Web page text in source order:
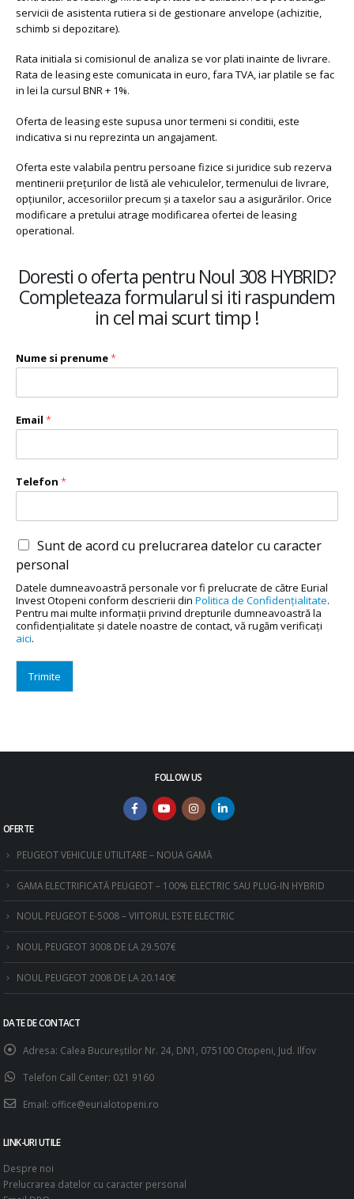
servicii de asistenta rutiera si de gestionare anvelope (achizitie,
schimb si depozitare).
Rata initiala si comisionul de analiza se vor plati inainte de livrare.
Rata de leasing este comunicata in euro, fara TVA, iar platile se fac
in lei la cursul BNR + 1%.
Oferta de leasing este supusa unor termeni si conditii, este
indicativa si nu reprezinta un angajament.
Oferta este valabila pentru persoane fizice si juridice sub rezerva
mentinerii preţurilor de listă ale vehiculelor, termenului de livrare,
opţiunilor, accesoriilor precum şi a taxelor sau a asigurărilor. Orice
modificare a pretului atrage modificarea ofertei de leasing
operational.
Doresti o oferta pentru Noul 308 HYBRID?
Completeaza formularul si iti raspundem
in cel mai scurt timp !
Nume si prenume*
Email *
Telefon *
Sunt de acord cu prelucrarea datelor cu caracter
personal
Datele dumneavoastră personale vor fi prelucrate de către Eurial
Invest Otopeni conform descrierii din Politica de Confidenţialitate.
Pentru mai multe informaţii privind drepturile dumneavoastră la
confidenţialitate şi datele noastre de contact, vă rugăm verificaţi
aici.
Trimite
FOLLOW US
OFERTE
PEUGEOT VEHICULE UTILITARE – NOUA GAMĂ
GAMA ELECTRIFICATĂ PEUGEOT – 100% ELECTRIC SAU PLUG-IN HYBRID
NOUL PEUGEOT E-5008 – VIITORUL ESTE ELECTRIC
NOUL PEUGEOT 3008 DE LA 29.507€
NOUL PEUGEOT 2008 DE LA 20.140€
DATE DE CONTACT
Adresa: Calea Bucureştilor Nr. 24, DN1, 075100 Otopeni, Jud. Ilfov
Telefon Call Center: 021 9160
Email: office@eurialotopeni.ro
LINK-URI UTILE
Despre noi
Prelucrarea datelor cu caracter personal